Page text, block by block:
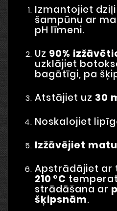
Izmantojiet
šampūnu ar
pH līmeni.
Uz 90%
uzklājiet
bagātīgi, pa
Atstājiet uz 30
Noskalojiet
Izžāvējiet
Apstrādājiet ar
210 °C
strādāšana ar
šķipsnām.